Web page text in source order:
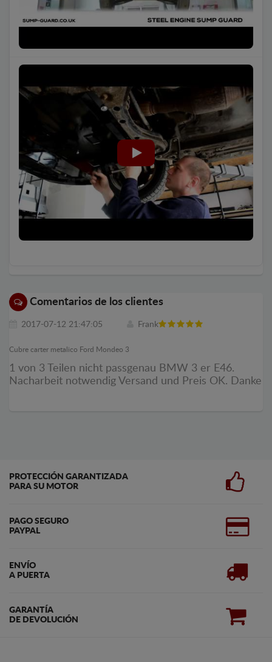
Comentarios de los clientes
2017-07-12 21:47:05 Frank
Cubre carter metalico Ford Mondeo 3
1 von 3 Teilen nicht passgenau BMW 3 er E46.
Nacharbeit notwendig Versand und Preis OK. Danke
PROTECCIÓN GARANTIZADA
PARA SU MOTOR
PAGO SEGURO
PAYPAL
ENVÍO
A PUERTA
GARANTÍA
DE DEVOLUCIÓN